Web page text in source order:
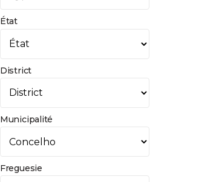
État
District
Municipalité
Freguesie